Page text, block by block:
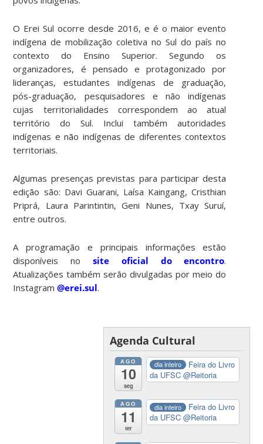
O Erei Sul ocorre desde 2016, e é o maior evento
indígena de mobilização coletiva no Sul do país no
contexto do Ensino Superior. Segundo os
organizadores, é pensado e protagonizado por
lideranças, estudantes indígenas de graduação,
pós-graduação, pesquisadores e não indígenas
cujas territorialidades correspondem ao atual
território do Sul. Inclui também autoridades
indígenas e não indígenas de diferentes contextos
territoriais.
Algumas presenças previstas para participar desta
edição são: Davi Guarani, Laísa Kaingang, Cristhian
Priprá, Laura Parintintin, Geni Nunes, Txay Suruí,
entre outros.
A programação e principais informações estão
disponíveis no site oficial do encontro.
Atualizações também serão divulgadas por meio do
Instagram@erei.sul.
Agenda Cultural
AGO
10
seg
dia inteiro
Feira do Livro
da UFSC@Reitoria
AGO
11
ter
dia inteiro
Feira do Livro
da UFSC@Reitoria